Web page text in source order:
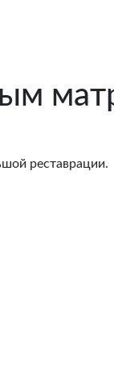
реставрации.